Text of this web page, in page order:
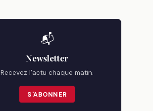
📬
Newsletter
Recevez l'actu chaque matin.
S'ABONNER